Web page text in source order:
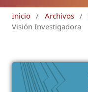
Inicio / Archivos /
Visión Investigadora